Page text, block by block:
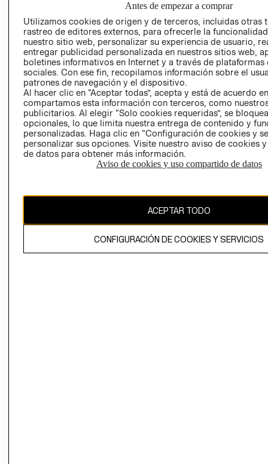
EMPRESARIAL
CONDICIONES
AVISO DE
PRIVACIDAD
GIFT CARD
AVISO DE
El contenido de esta página web está protegido por copyright y es
propiedad de H&M Hennes & Mauritz AB.
Antes de empezar a comprar
Utilizamos cookies de origen y de terceros, incluidas otras
rastreo de editores externos, para ofrecerle la
nuestro sitio web, personalizar su experiencia de usuario,
entregar publicidad personalizada en nuestros sitios web,
boletines informativos en Internet y a través de plataformas
sociales. Con ese fin, recopilamos información sobre el
patrones de navegación y el dispositivo.
Al hacer clic en “Aceptar todas”, acepta y está de acuerdo
compartamos esta información con terceros, como
publicitarios. Al elegir “Solo cookies requeridas”, se
opcionales, lo que limita nuestra entrega de contenido y
personalizadas. Haga clic en “Configuración de cookies y
personalizar sus opciones. Visite nuestro aviso de cookies
de datos para obtener más información.
Aviso de cookies y uso compartido de datos
ACEPTAR TODO
CONFIGURACIÓN DE COOKIES Y SERVICIOS